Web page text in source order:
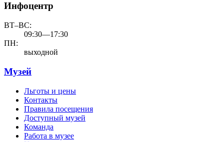
Инфоцентр
ВТ–ВС:
09:30—17:30
ПН:
выходной
Музей
Льготы и цены
Контакты
Правила посещения
Доступный музей
Команда
Работа в музее